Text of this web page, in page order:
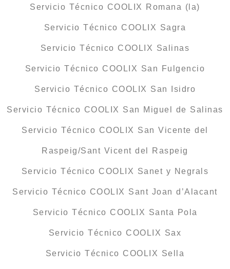
Servicio Técnico COOLIX Romana (la)
Servicio Técnico COOLIX Sagra
Servicio Técnico COOLIX Salinas
Servicio Técnico COOLIX San Fulgencio
Servicio Técnico COOLIX San Isidro
Servicio Técnico COOLIX San Miguel de Salinas
Servicio Técnico COOLIX San Vicente del
Raspeig/Sant Vicent del Raspeig
Servicio Técnico COOLIX Sanet y Negrals
Servicio Técnico COOLIX Sant Joan d’Alacant
Servicio Técnico COOLIX Santa Pola
Servicio Técnico COOLIX Sax
Servicio Técnico COOLIX Sella